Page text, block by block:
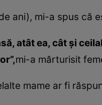
ani), mi-a spus că
atât ea, cât şi
mi-a mărturisit
mame ar fi